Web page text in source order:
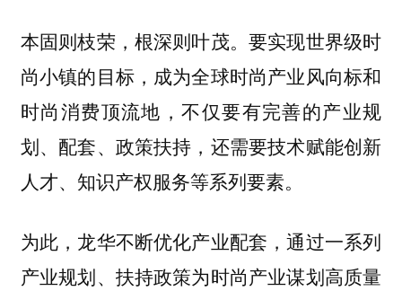
本固则枝荣，根深则叶茂。要实现世界级时
尚小镇的目标，成为全球时尚产业风向标和
时尚消费顶流地，不仅要有完善的产业规
划、配套、政策扶持，还需要技术赋能创新
人才、知识产权服务等系列要素。
为此，龙华不断优化产业配套，通过一系列
产业规划、扶持政策为时尚产业谋划高质量